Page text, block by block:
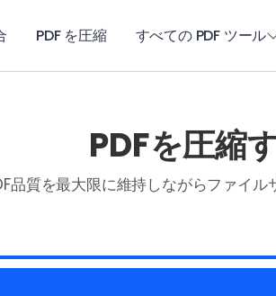
PDF を圧縮 すべての PDF ツール
PDFを圧縮
品質を最大限に維持しながらファイル